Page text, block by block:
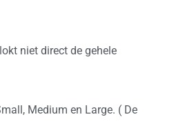
niet direct de gehele
Medium en Large. ( De